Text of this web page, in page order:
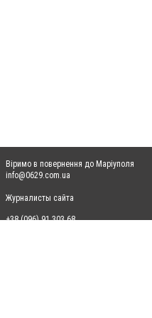
Віримо в повернення до Маріуполя
info@0629.com.ua
Журналисты сайта
+38 (096) 91 303 68